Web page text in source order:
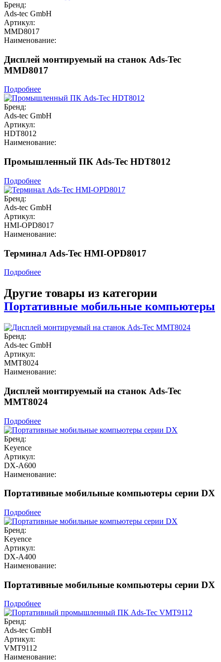
Бренд:
Ads-tec GmbH
Артикул:
MMD8017
Наименование:
Дисплей монтируемый на станок Ads-Tec
MMD8017
Подробнее
Бренд:
Ads-tec GmbH
Артикул:
HDT8012
Наименование:
Промышленный ПК Ads-Tec HDT8012
Подробнее
Бренд:
Ads-tec GmbH
Артикул:
HMI-OPD8017
Наименование:
Терминал Ads-Tec HMI-OPD8017
Подробнее
Другие товары из категории
Портативные мобильные компьютеры
Бренд:
Ads-tec GmbH
Артикул:
MMT8024
Наименование:
Дисплей монтируемый на станок Ads-Tec
MMT8024
Подробнее
Бренд:
Keyence
Артикул:
DX-A600
Наименование:
Портативные мобильные компьютеры серии DX
Подробнее
Бренд:
Keyence
Артикул:
DX-A400
Наименование:
Портативные мобильные компьютеры серии DX
Подробнее
Бренд:
Ads-tec GmbH
Артикул:
VMT9112
Наименование: